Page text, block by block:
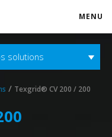
MENU
solutions
/ Texgrid® CV 200 / 200